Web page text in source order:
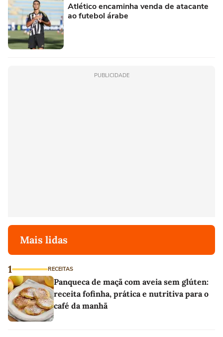
Atlético encaminha venda de atacante
ao futebol árabe
PUBLICIDADE
Mais lidas
1 RECEITAS
Panqueca de maçã com aveia sem glúten:
receita fofinha, prática e nutritiva para o
café da manhã